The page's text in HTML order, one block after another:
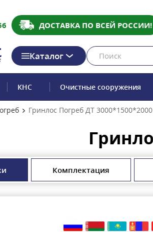
ДОСТАВКА ПО ВСЕЙ РОССИИ!
Каталог
КНС Очистные сооружения
Гринлос Погреб ДТ 3000*1500*2000
Комплектация